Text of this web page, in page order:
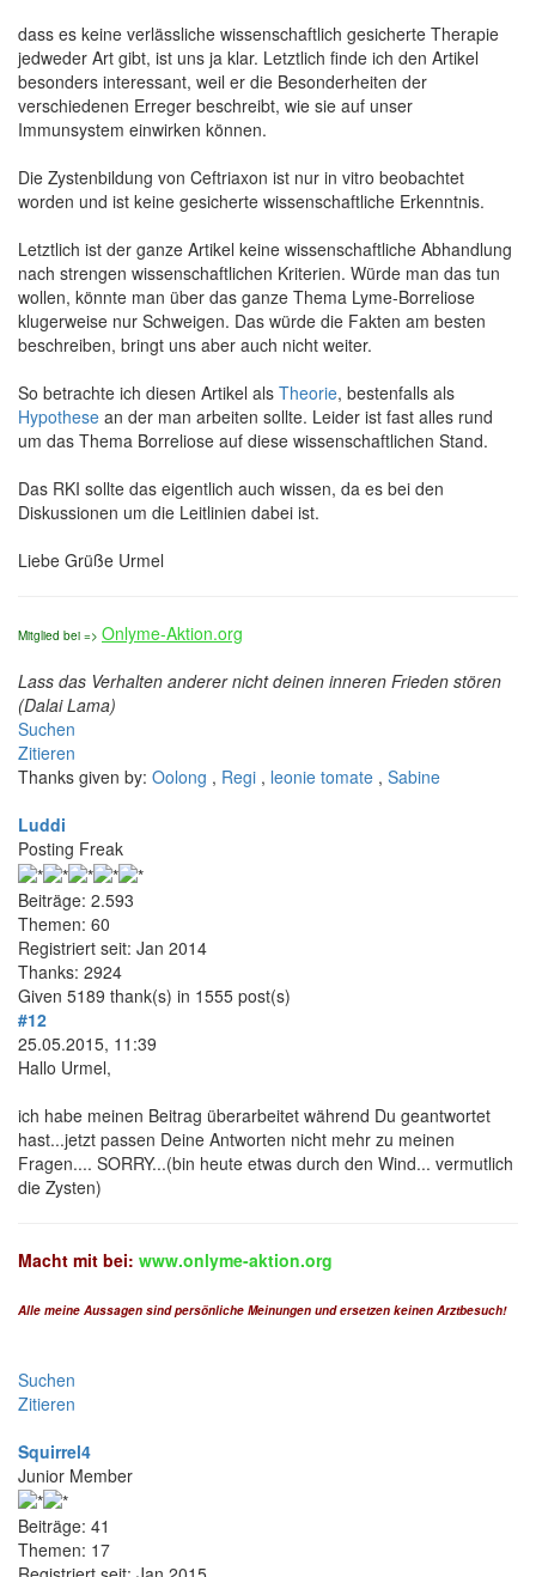
dass es keine verlässliche wissenschaftlich gesicherte Therapie
jedweder Art gibt, ist uns ja klar. Letztlich finde ich den Artikel
besonders interessant, weil er die Besonderheiten der
verschiedenen Erreger beschreibt, wie sie auf unser
Immunsystem einwirken können.
Die Zystenbildung von Ceftriaxon ist nur in vitro beobachtet
worden und ist keine gesicherte wissenschaftliche Erkenntnis.
Letztlich ist der ganze Artikel keine wissenschaftliche Abhandlung
nach strengen wissenschaftlichen Kriterien. Würde man das tun
wollen, könnte man über das ganze Thema Lyme-Borreliose
klugerweise nur Schweigen. Das würde die Fakten am besten
beschreiben, bringt uns aber auch nicht weiter.
So betrachte ich diesen Artikel als Theorie, bestenfalls als
Hypothese an der man arbeiten sollte. Leider ist fast alles rund
um das Thema Borreliose auf diese wissenschaftlichen Stand.
Das RKI sollte das eigentlich auch wissen, da es bei den
Diskussionen um die Leitlinien dabei ist.
Liebe Grüße Urmel
Mitglied bei => Onlyme-Aktion.org
Lass das Verhalten anderer nicht deinen inneren Frieden stören
(Dalai Lama)
Suchen
Zitieren
Thanks given by: Oolong , Regi , leonie tomate , Sabine
Luddi
Posting Freak
Beiträge: 2.593
Themen: 60
Registriert seit: Jan 2014
Thanks: 2924
Given 5189 thank(s) in 1555 post(s)
#12
25.05.2015, 11:39
Hallo Urmel,
ich habe meinen Beitrag überarbeitet während Du geantwortet
hast...jetzt passen Deine Antworten nicht mehr zu meinen
Fragen.... SORRY...(bin heute etwas durch den Wind... vermutlich
die Zysten)
Macht mit bei: www.onlyme-aktion.org
Alle meine Aussagen sind persönliche Meinungen und ersetzen keinen Arztbesuch!
Suchen
Zitieren
Squirrel4
Junior Member
Beiträge: 41
Themen: 17